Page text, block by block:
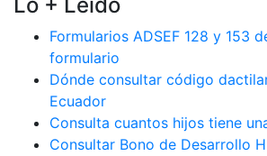
Formularios ADSEF 128 y 153
formulario
Dónde consultar código
Ecuador
Consulta cuantos hijos tiene
Consultar Bono de Desarrollo